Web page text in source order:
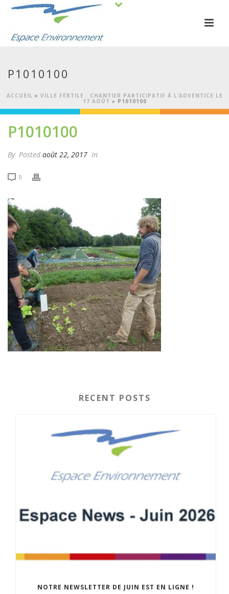
P1010100
ACCUEIL » VILLE FERTILE : CHANTIER PARTICIPATIF À L’ADVENTICE LE
17 AOÛT » P1010100
P1010100
By Posted août 22, 2017 In
0
RECENT POSTS
NOTRE NEWSLETTER DE JUIN EST EN LIGNE !